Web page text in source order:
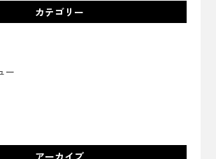
カテゴリー
ー